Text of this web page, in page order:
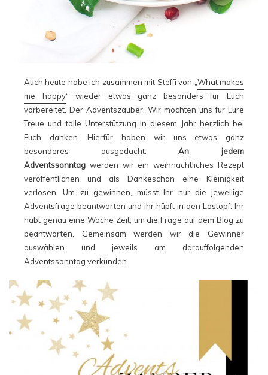
Auch heute habe ich zusammen mit Steffi von „ What makes
me happy“ wieder etwas ganz besonders für Euch
vorbereitet. Der Adventszauber. Wir möchten uns für Eure
Treue und tolle Unterstützung in diesem Jahr herzlich bei
Euch danken. Hierfür haben wir uns etwas ganz
besonderes ausgedacht.An jedem
Adventssonntag werden wir ein weihnachtliches Rezept
veröffentlichen und als Dankeschön eine Kleinigkeit
verlosen. Um zu gewinnen, müsst Ihr nur die jeweilige
Adventsfrage beantworten und ihr hüpft in den Lostopf. Ihr
habt genau eine Woche Zeit, um die Frage auf dem Blog zu
beantworten. Gemeinsam werden wir die Gewinner
auswählen und jeweils am darauffolgenden
Adventssonntag verkünden.